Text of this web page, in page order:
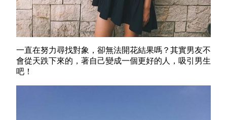
一直在努力尋找對象，卻無法開花結果嗎？其實男友不
會從天跌下來的，著自己變成一個更好的人，吸引男生
吧！